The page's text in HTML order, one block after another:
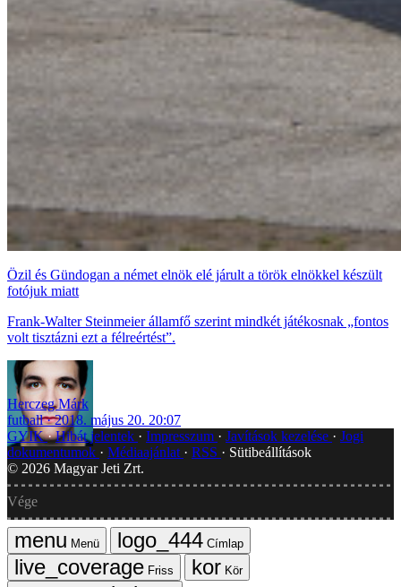
Özil és Gündogan a német elnök elé járult a török elnökkel készült
fotójuk miatt
Frank-Walter Steinmeier államfő szerint mindkét játékosnak „fontos
volt tisztázni ezt a félreértést”.
Herczeg Márk
futball
2018. május 20. 20:07
GYIK Hibát jelentek Impresszum Javítások kezelése
Jogi
dokumentumok
Médiaajánlat RSS
Sütibeállítások
© 2026 Magyar Jeti Zrt.
Vége
Menü
Címlap
Friss
Kör